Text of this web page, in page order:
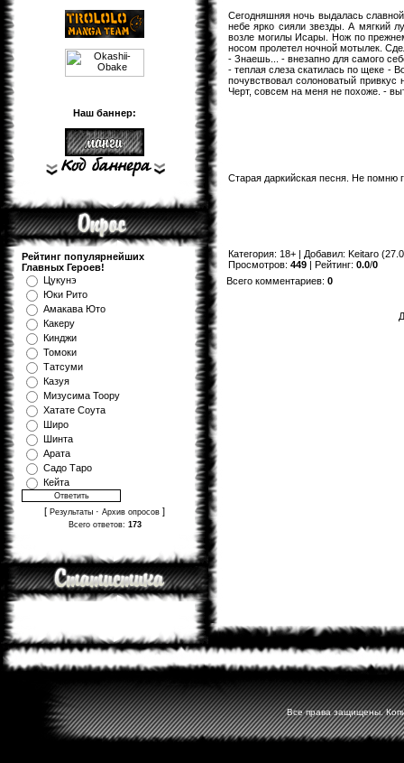
Наш баннер:
Рейтинг популярнейших
Главных Героев!
Цукунэ
Юки Рито
Амакава Юто
Какеру
Кинджи
Томоки
Татсуми
Казуя
Мизуcима Тоору
Хатате Соута
Широ
Шинта
Арата
Садо Таро
Кейта
[ Результаты · Архив опросов ]
Всего ответов: 173
Сегодняшняя ночь выдалась
небе ярко сияли звезды. А мягкий
возле могилы Исары. Нож по
носом пролетел ночной мотылек.
- Знаешь... - внезапно для самого
- теплая слеза скатилась по щеке -
почувствовал солоноватый
Черт, совсем на меня не похоже. -
Старая даркийская песня. Не помню
Категория: 18+ | Добавил: Keitaro
Просмотров: 449 | Рейтинг: 0.0/0
Всего комментариев: 0
Все права защищены.